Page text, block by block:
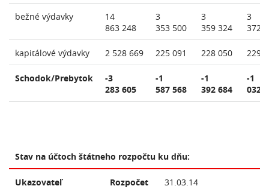
bežné výdavky
14
863 248
3
353 500
3
359 324
3
372
kapitálové výdavky 2 528 669 225 091 228 050 229
Schodok/Prebytok
-3
283 605
-1
587 568
-1
392 684
-1
032
Stav na účtoch štátneho rozpočtu ku dňu:
Ukazovateľ
Rozpočet
31.03.14